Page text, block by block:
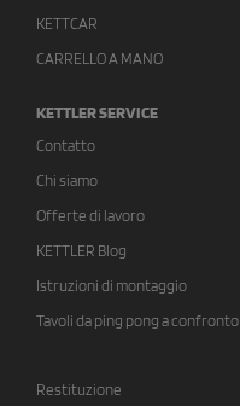
KETTCAR
CARRELLO A MANO
KETTLER SERVICE
Contatto
Chi siamo
Offerte di lavoro
KETTLER Blog
Istruzioni di montaggio
Tavoli da ping pong a confronto
Restituzione